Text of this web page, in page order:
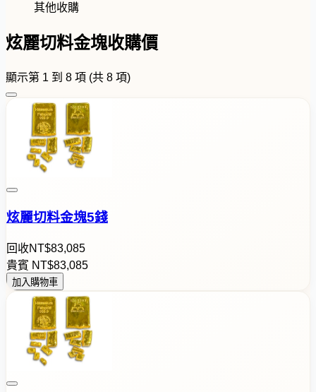
其他收購
炫麗切料金塊收購價
顯示第 1 到 8 項 (共 8 項)
炫麗切料金塊5錢
回收NT$83,085
貴賓 NT$83,085
加入購物車